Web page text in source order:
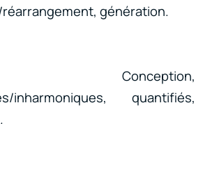
génération.
inharmoniques, quantifiés,